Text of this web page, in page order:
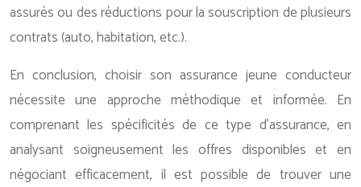
assurés ou des réductions pour la souscription de plusieurs
contrats (auto, habitation, etc.).
En conclusion, choisir son assurance jeune conducteur
nécessite une approche méthodique et informée. En
comprenant les spécificités de ce type d’assurance, en
analysant soigneusement les offres disponibles et en
négociant efficacement, il est possible de trouver une